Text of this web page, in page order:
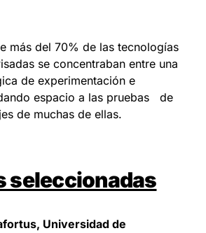
más del 70% de las tecnologías
se concentraban entre una
de experimentación e
espacio a las pruebas de
de muchas de ellas.
seleccionadas
Universidad de